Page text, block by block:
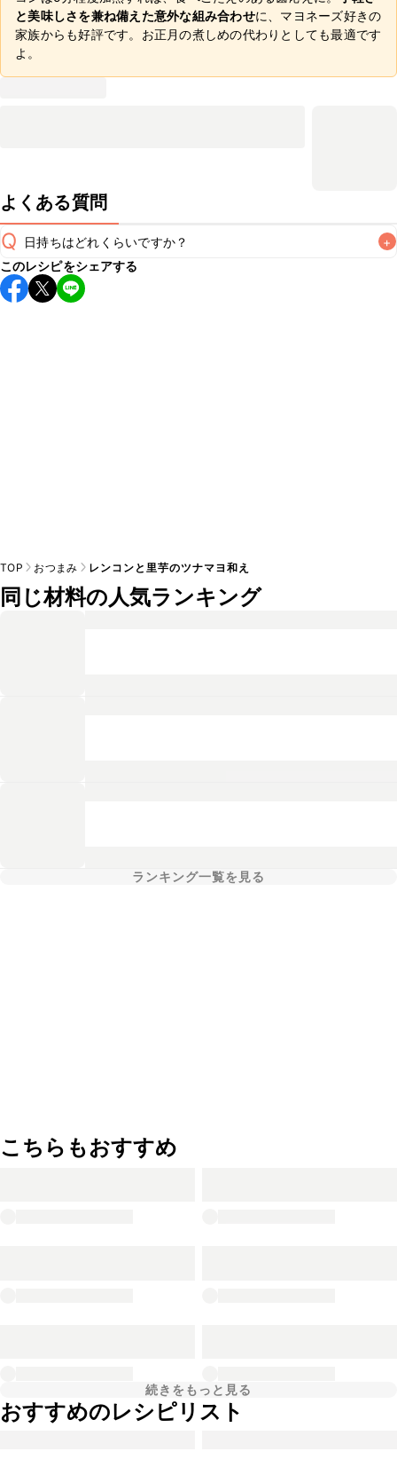
と美味しさを兼ね備えた意外な組み合わせに、マヨネーズ好きの
家族からも好評です。お正月の煮しめの代わりとしても最適です
よ。
よくある質問
Q 日持ちはどれくらいですか？ +
保存期間は冷蔵で当日中が目安です。なるべくお早めにお召
し上がりください。
このレシピをシェアする
TOP おつまみ レンコンと里芋のツナマヨ和え
同じ材料の人気ランキング
ランキング一覧を見る
こちらもおすすめ
続きをもっと見る
おすすめのレシピリスト